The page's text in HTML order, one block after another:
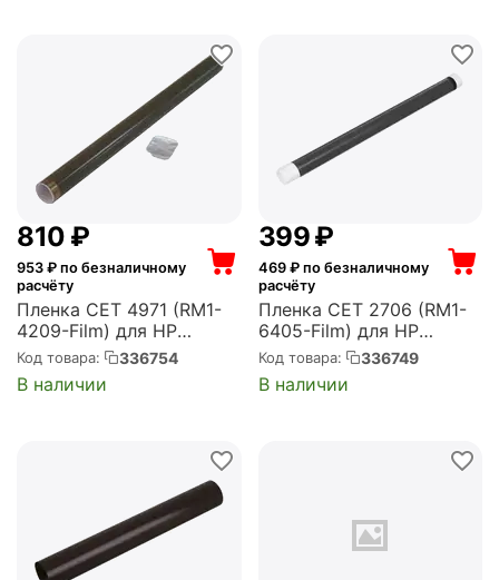
‍810‍ ₽
953 ₽ по безналичному
расчёту
Пленка CET 4971 (RM1-
4209-Film) для HP
LaserJet P1505/M1522
(CET4971)
Код товара: 336754
В наличии
‍399‍₽
469₽ по безналичному
расчёту
Пленка CET 2706 (RM1-
6405-Film) для HP
LaserJet Pro
M15a/15w/16a/16w/17a/17
w/M28a/29a (CET2706)
Код товара: 336749
В наличии